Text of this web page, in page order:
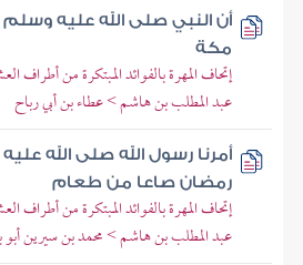
أن النبي صلى الله عليه
مكة
إتحاف المهرة بالفوائد المبتكرة من أطراف
عبد المطلب بن هاشم > عطاء بن أبي رباح
أمرنا رسول الله صلى الله
رمضان صاعا من طعام
إتحاف المهرة بالفوائد المبتكرة من أطراف
عبد المطلب بن هاشم > محمد بن سيرين